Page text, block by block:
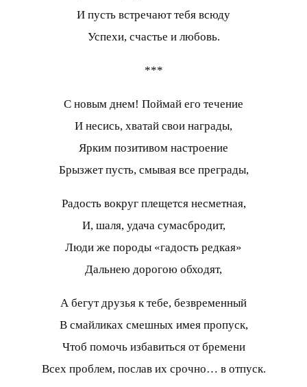
И пусть встречают тебя всюду
Успехи, счастье и любовь.
***
С новым днем! Поймай его течение
И несись, хватай свои награды,
Ярким позитивом настроение
Брызжет пусть, смывая все преграды,
Радость вокруг плещется несметная,
И, шаля, удача сумасбродит,
Люди же породы «гадость редкая»
Дальнею дорогою обходят,
А бегут друзья к тебе, безвременный
В смайликах смешных имея пропуск,
Чтоб помочь избавиться от бремени
Всех проблем, послав их срочно… в отпуск.